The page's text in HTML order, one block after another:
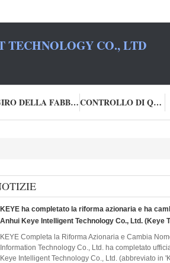
CO., LTD
GIRO DELLA FABBRICA CONTROLLO DI QUALITÀ
KEYE ha completato la riforma azionaria e ha
Anhui Keye Intelligent Technology Co., Ltd. (Keye
KEYE Completa la Riforma Azionaria e Cambia
Information Technology Co., Ltd. ha completato
Keye Intelligent Technology Co., Ltd. (abbreviato in